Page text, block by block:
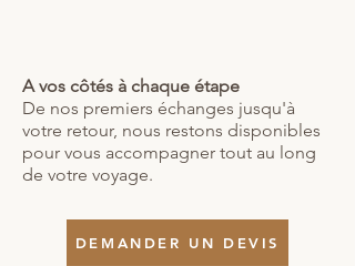
A vos côtés à chaque étape
De nos premiers échanges jusqu'à
votre retour, nous restons disponibles
pour vous accompagner tout au long
de votre voyage.
DEMANDER UN DEVIS